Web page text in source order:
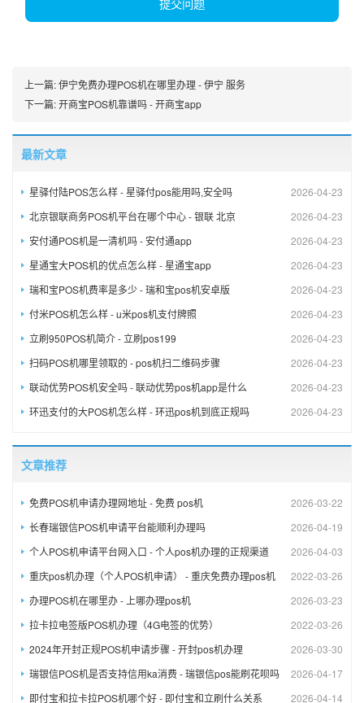
提交问题
上一篇:伊宁免费办理POS机在哪里办理 - 伊宁 服务
下一篇:开商宝POS机靠谱吗 - 开商宝app
最新文章
2026-04-23
星驿付陆POS怎么样 - 星驿付pos能用吗,安全吗
2026-04-23
北京银联商务POS机平台在哪个中心 - 银联 北京
2026-04-23
安付通POS机是一清机吗 - 安付通app
2026-04-23
星通宝大POS机的优点怎么样 - 星通宝app
2026-04-23
瑞和宝POS机费率是多少 - 瑞和宝pos机安卓版
2026-04-23
付米POS机怎么样 - u米pos机支付牌照
2026-04-23
立刷950POS机简介 - 立刷pos199
2026-04-23
扫码POS机哪里领取的 - pos机扫二维码步骤
2026-04-23
联动优势POS机安全吗 - 联动优势pos机app是什么
2026-04-23
环迅支付的大POS机怎么样 - 环迅pos机到底正规吗
文章推荐
2026-03-22
免费POS机申请办理网地址 - 免费 pos机
2026-04-19
长春瑞银信POS机申请平台能顺利办理吗
2026-04-03
个人POS机申请平台网入口 - 个人pos机办理的正规渠道
2022-03-26
重庆pos机办理（个人POS机申请） - 重庆免费办理pos机
2026-03-23
办理POS机在哪里办 - 上哪办理pos机
2022-03-26
拉卡拉电签版POS机办理（4G电签的优势）
2026-03-30
2024年开封正规POS机申请步骤 - 开封pos机办理
2026-04-17
瑞银信POS机是否支持信用ka消费 - 瑞银信pos能刷花呗吗
2026-04-14
即付宝和拉卡拉POS机哪个好 - 即付宝和立刷什么关系